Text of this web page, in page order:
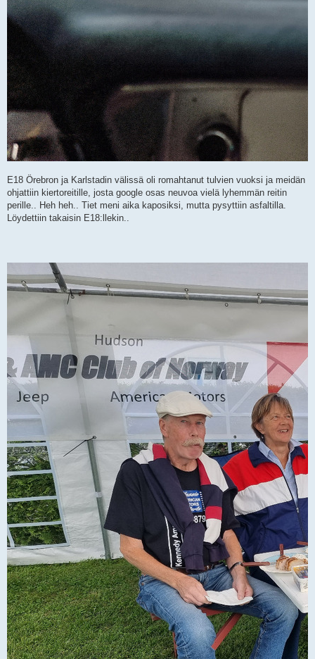
E18 Örebron ja Karlstadin välissä oli romahtanut tulvien vuoksi ja meidän
ohjattiin kiertoreitille, josta google osas neuvoa vielä lyhemmän reitin
perille.. Heh heh.. Tiet meni aika kaposiksi, mutta pysyttiin asfaltilla.
Löydettiin takaisin E18:llekin..